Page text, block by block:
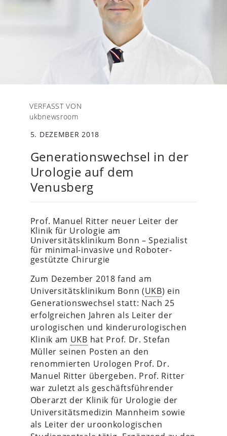
VERFASST VON
ukbnewsroom
5. DEZEMBER 2018
Generationswechsel in der
Urologie auf dem
Venusberg
Prof. Manuel Ritter neuer Leiter der
Klinik für Urologie am
Universitätsklinikum Bonn – Spezialist
für minimal-invasive und Roboter-
gestützte Chirurgie
Zum Dezember 2018 fand am
Universitätsklinikum Bonn (UKB) ein
Generationswechsel statt: Nach 25
erfolgreichen Jahren als Leiter der
urologischen und kinderurologischen
Klinik am UKB hat Prof. Dr. Stefan
Müller seinen Posten an den
renommierten Urologen Prof. Dr.
Manuel Ritter übergeben. Prof. Ritter
war zuletzt als geschäftsführender
Oberarzt der Klinik für Urologie der
Universitätsmedizin Mannheim sowie
als Leiter der uroonkologischen